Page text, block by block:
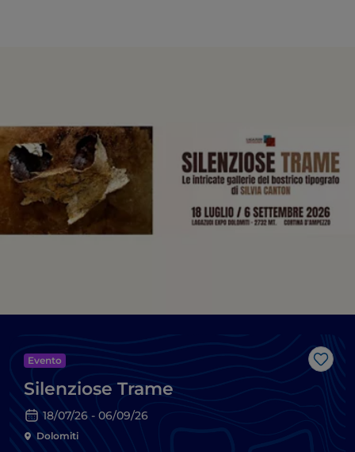
Like
Evento
Silenziose Trame
18/07/26 - 06/09/26
Dolomiti